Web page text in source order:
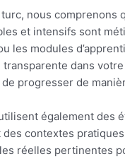
nous comprenons
et intensifs sont
les modules
transparente dans
progresser de
également des
contextes
réelles pertinentes